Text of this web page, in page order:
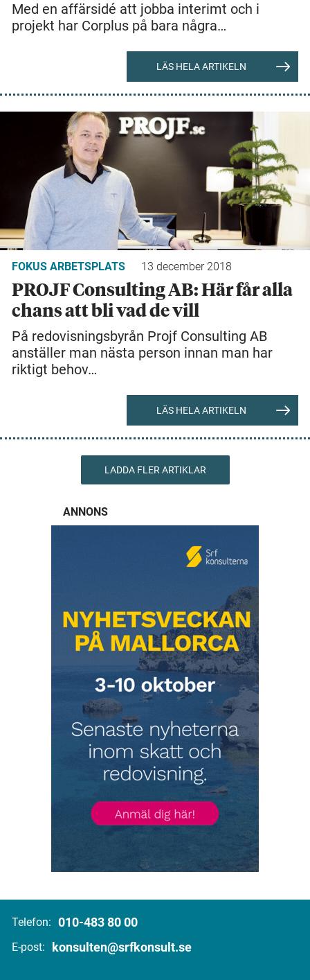
Med en affärsidé att jobba interimt och i
projekt har Corplus på bara några…
LÄS HELA ARTIKELN
FOKUS ARBETSPLATS 13 december 2018
PROJF Consulting AB: Här får alla
chans att bli vad de vill
På redovisningsbyrån Projf Consulting AB
anställer man nästa person innan man har
riktigt behov…
LÄS HELA ARTIKELN
LADDA FLER ARTIKLAR
ANNONS
Telefon: 010-483 80 00
E-post: konsulten@srfkonsult.se